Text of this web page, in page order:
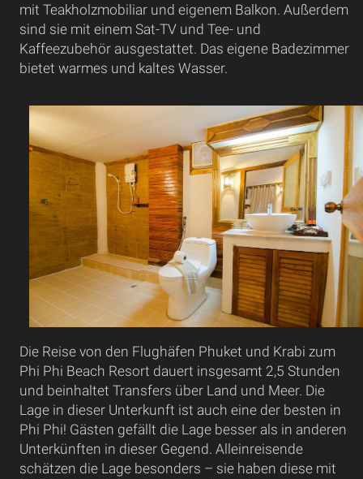
mit Teakholzmobiliar und eigenem Balkon. Außerdem
sind sie mit einem Sat-TV und Tee- und
Kaffeezubehör ausgestattet. Das eigene Badezimmer
bietet warmes und kaltes Wasser.
Die Reise von den Flughäfen Phuket und Krabi zum
Phi Phi Beach Resort dauert insgesamt 2,5 Stunden
und beinhaltet Transfers über Land und Meer. Die
Lage in dieser Unterkunft ist auch eine der besten in
Phi Phi! Gästen gefällt die Lage besser als in anderen
Unterkünften in dieser Gegend. Alleinreisende
schätzen die Lage besonders – sie haben diese mit